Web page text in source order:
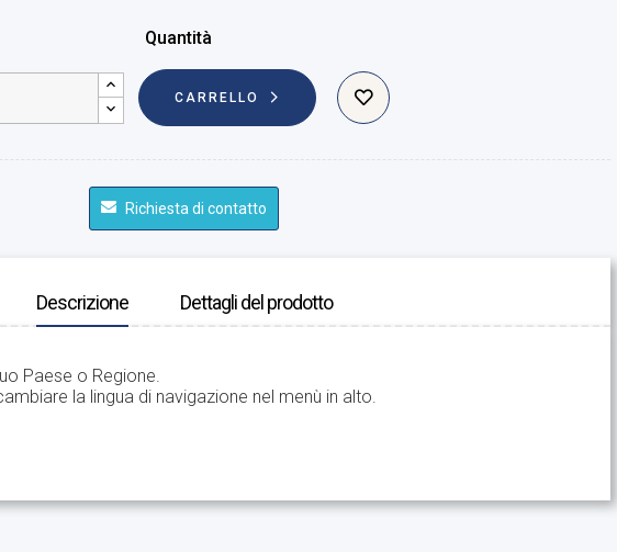
Quantità
CARRELLO
Richiesta di contatto
Descrizione Dettagli del prodotto
Paese o Regione.
la lingua di navigazione nel menù in alto.